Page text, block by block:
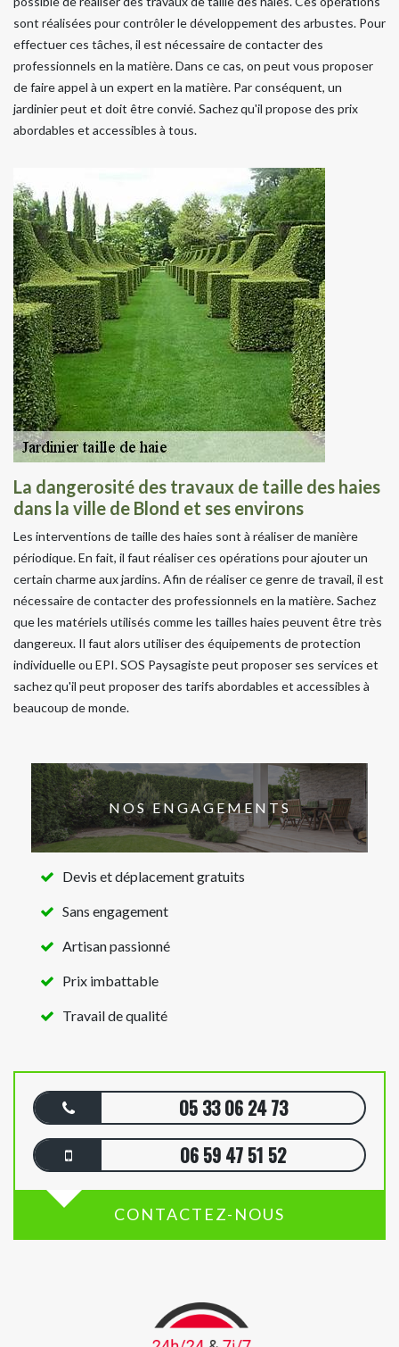
sont réalisées pour contrôler le développement des arbustes. Pour
effectuer ces tâches, il est nécessaire de contacter des
professionnels en la matière. Dans ce cas, on peut vous proposer
de faire appel à un expert en la matière. Par conséquent, un
jardinier peut et doit être convié. Sachez qu'il propose des prix
abordables et accessibles à tous.
La dangerosité des travaux de taille des haies
dans la ville de Blond et ses environs
Les interventions de taille des haies sont à réaliser de manière
périodique. En fait, il faut réaliser ces opérations pour ajouter un
certain charme aux jardins. Afin de réaliser ce genre de travail, il est
nécessaire de contacter des professionnels en la matière. Sachez
que les matériels utilisés comme les tailles haies peuvent être très
dangereux. Il faut alors utiliser des équipements de protection
individuelle ou EPI. SOS Paysagiste peut proposer ses services et
sachez qu'il peut proposer des tarifs abordables et accessibles à
beaucoup de monde.
NOS ENGAGEMENTS
Devis et déplacement gratuits
Sans engagement
Artisan passionné
Prix imbattable
Travail de qualité
05 33 06 24 73
06 59 47 51 52
CONTACTEZ-NOUS